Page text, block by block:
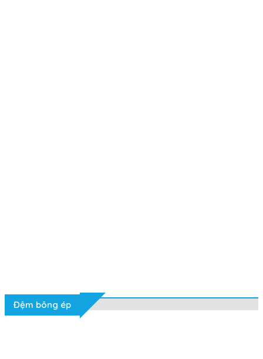
Đệm bông ép